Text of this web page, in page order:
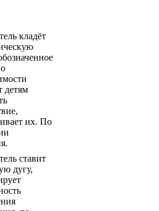
кладёт
детям
их. По
ставит
дугу,